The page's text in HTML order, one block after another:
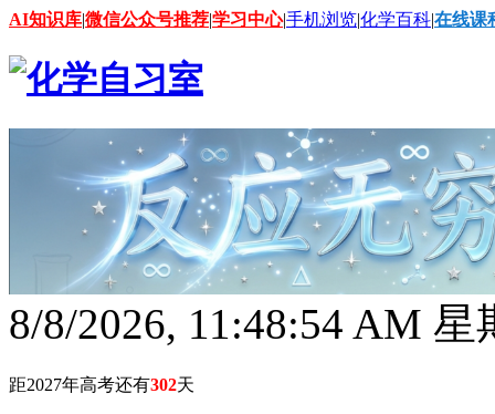
AI知识库|微信公众号推荐|学习中心|手机浏览|化学百科|在线课
8/8/2026, 11:48:54 AM 星
距2027年高考还有302天